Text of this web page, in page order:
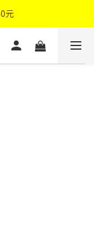
元
元
禮"